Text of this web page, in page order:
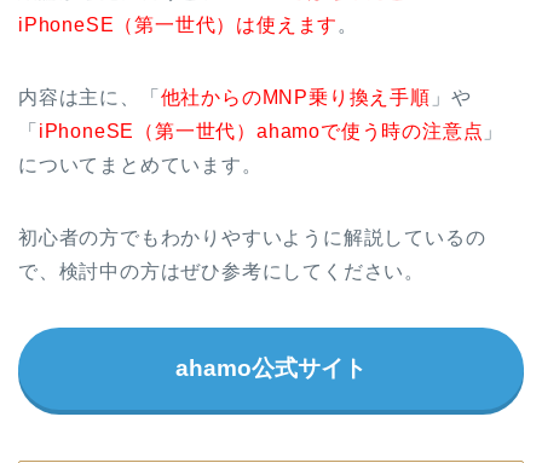
iPhoneSE（第一世代）は使えます 。
内容は主に、「 他社からのMNP乗り換え手順 」や
「 iPhoneSE（第一世代）ahamoで使う時の注意点 」
についてまとめています。
初心者の方でもわかりやすいように解説しているの
で、検討中の方はぜひ参考にしてください。
ahamo公式サイト